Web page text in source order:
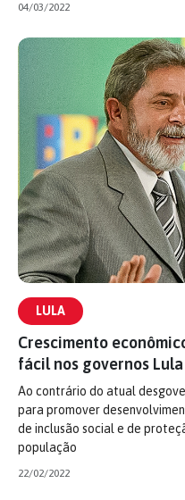
04/03/2022
LULA
Crescimento
fácil nos governos Lula
Ao contrário do atual
para promover
de inclusão social e de
população
22/02/2022